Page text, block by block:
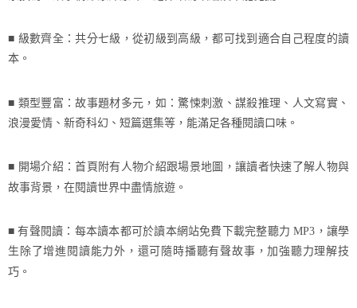
■ 級數齊全：共分七級，從初級到高級，都可找到適合自己程度的讀
本。
■ 類型豐富：故事題材多元，如：驚悚刺激、謀殺推理、人文寫實、
浪漫愛情、新奇科幻、短篇選集等，能滿足各種閱讀口味。
■ 開場介紹：首頁附有人物介紹跟場景地圖，讓讀者快速了解人物與
故事背景，在閱讀世界中盡情旅遊。
■ 有聲閱讀：每本讀本都可於讀本網站免費下載完整聽力 MP3 ，讓學
生除了增進閱讀能力外，還可隨時播聽有聲故事，加強聽力理解技
巧。